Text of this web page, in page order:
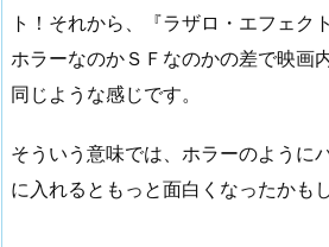
ト！それから、『ラザロ・エフェク
ホラーなのかＳＦなのかの差で映画
同じような感じです。
そういう意味では、ホラーのように
に入れるともっと面白くなったかも